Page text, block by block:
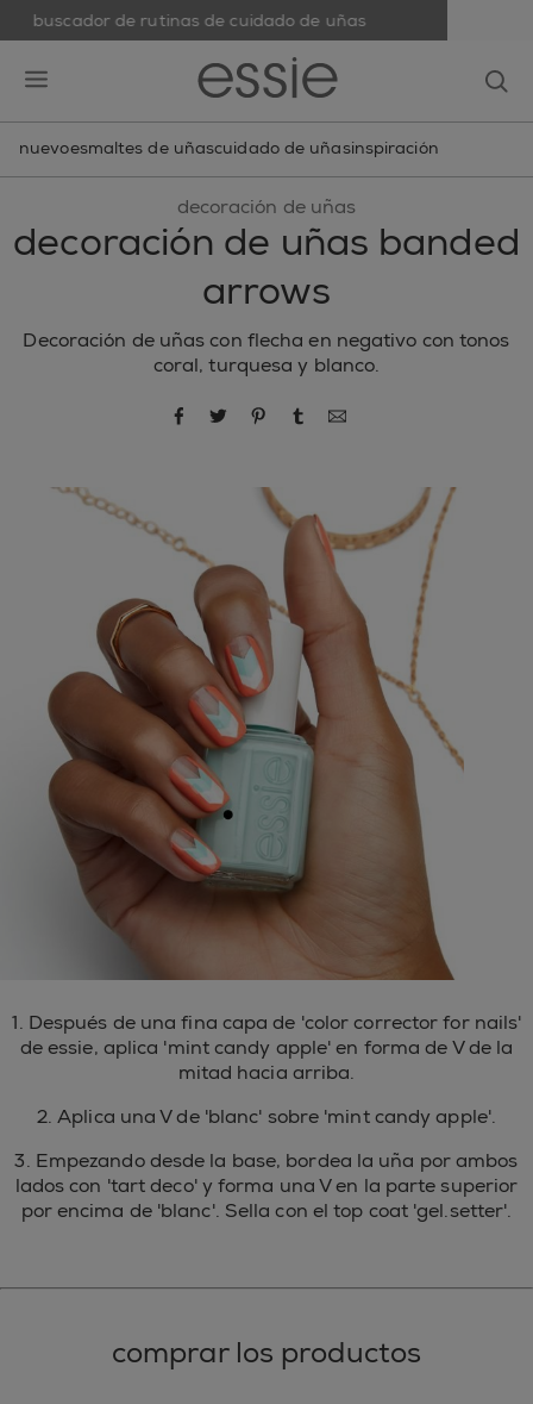
buscador de rutinas de cuidado de uñas
nuevoesmaltes de uñascuidado de uñasinspiración
decoración de uñas
decoración de uñas banded
arrows
Decoración de uñas con flecha en negativo con tonos
coral, turquesa y blanco.
compartir por Facebook
compartir por Twitter
compartir por Pinterest
compartir por Tumblr
compartir por
1. Después de una fina capa de 'color corrector for nails'
de essie, aplica 'mint candy apple' en forma de V de la
mitad hacia arriba.
2. Aplica una V de 'blanc' sobre 'mint candy apple'.
3. Empezando desde la base, bordea la uña por ambos
lados con 'tart deco' y forma una V en la parte superior
por encima de 'blanc'. Sella con el top coat 'gel.setter'.
comprar los productos